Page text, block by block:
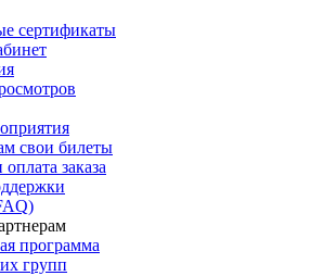
сертификаты
свои билеты
заказа
программа
групп